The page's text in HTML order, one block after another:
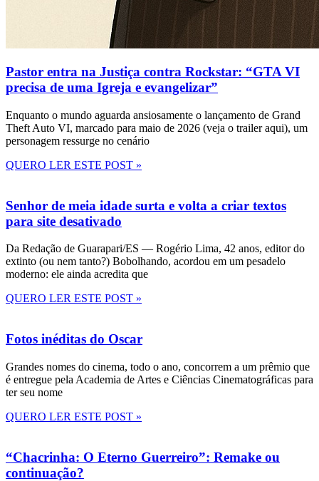
Pastor entra na Justiça contra Rockstar: “GTA VI
precisa de uma Igreja e evangelizar”
Enquanto o mundo aguarda ansiosamente o lançamento de Grand
Theft Auto VI, marcado para maio de 2026 (veja o trailer aqui), um
personagem ressurge no cenário
QUERO LER ESTE POST »
Senhor de meia idade surta e volta a criar textos
para site desativado
Da Redação de Guarapari/ES — Rogério Lima, 42 anos, editor do
extinto (ou nem tanto?) Bobolhando, acordou em um pesadelo
moderno: ele ainda acredita que
QUERO LER ESTE POST »
Fotos inéditas do Oscar
Grandes nomes do cinema, todo o ano, concorrem a um prêmio que
é entregue pela Academia de Artes e Ciências Cinematográficas para
ter seu nome
QUERO LER ESTE POST »
“Chacrinha: O Eterno Guerreiro”: Remake ou
continuação?